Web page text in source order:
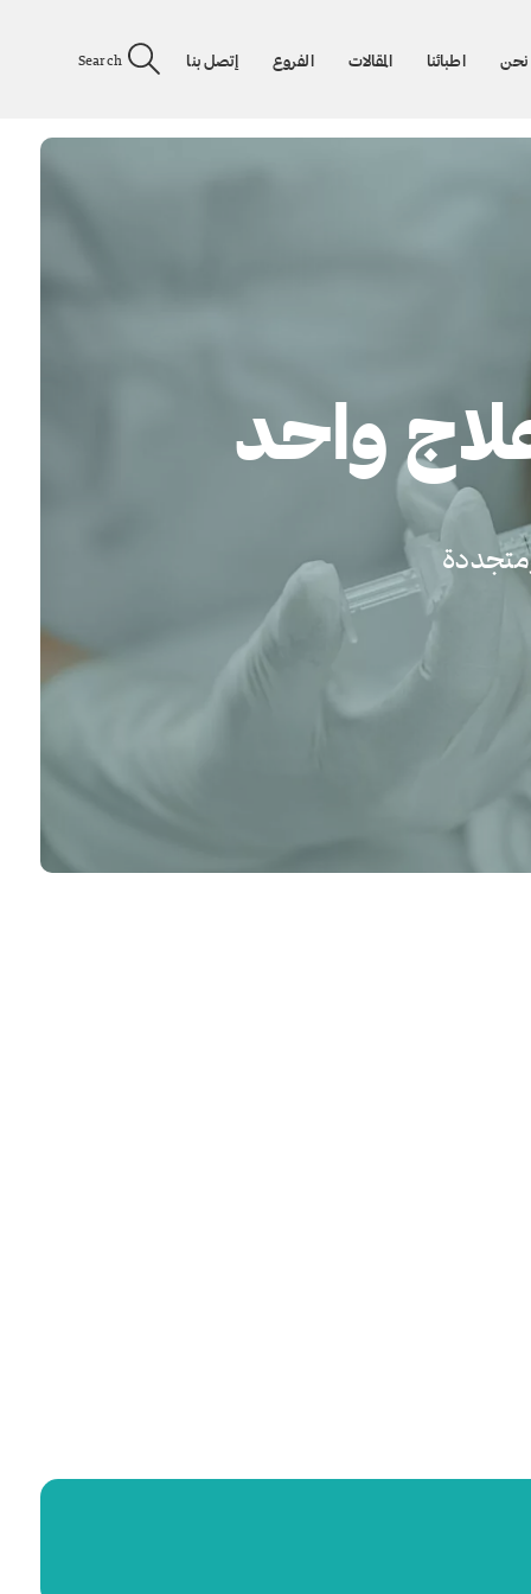
اطبائنا المقالات الفروع إتصل بنا Search
واحد